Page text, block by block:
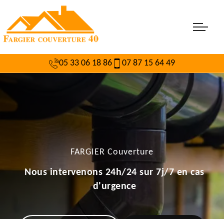
05 33 06 18 86 07 87 15 64 49
FARGIER Couverture
Nous intervenons 24h/24 sur 7j/7 en cas
d'urgence